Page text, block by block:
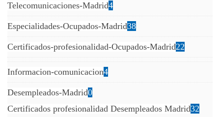
Telecomunicaciones-Madrid4
Especialidades-Ocupados-Madrid38
Certificados-profesionalidad-Ocupados-Madrid22
Informacion-comunicacion4
Desempleados-Madrid0
Certificados profesionalidad Desempleados Madrid32